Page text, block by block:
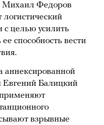
Михаил Федоров
логистический
с целью усилить
способность вести
аннексированной
Евгений Балицкий
взрывные